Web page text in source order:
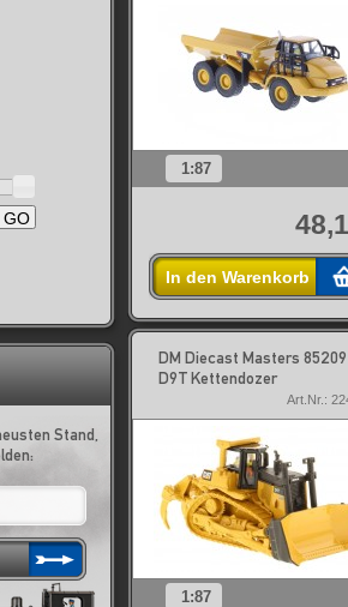
GO
Stand,
1:87
In den Warenkorb
DM Diecast Masters
D9T Kettendozer
Art.Nr.:
1:87